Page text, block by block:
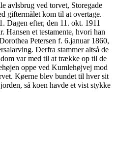
avlsbrug ved torvet, Storegade
giftermålet kom til at overtage.
Dagen efter, den 11. okt. 1911
Hansen et testamente, hvori han
Petersen f. 6.januar 1860,
Derfra stammer altså de
var med til at trække op til de
oppe ved Kumlehøjvej mod
Køerne blev bundet til hver sit
så koen havde et vist stykke